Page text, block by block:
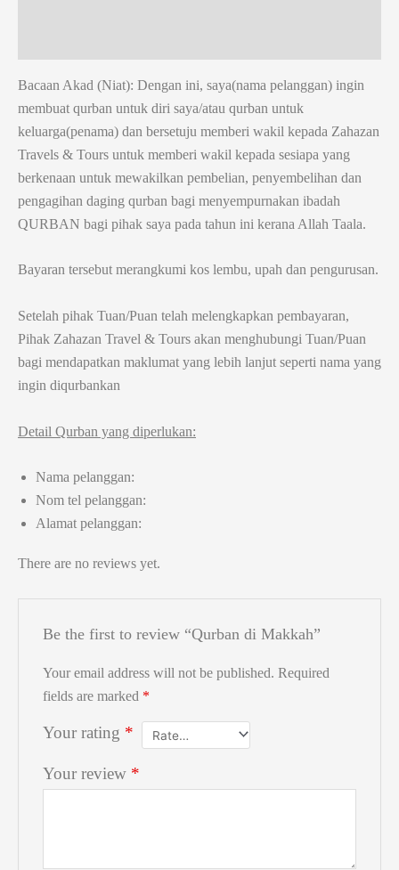
Bacaan Akad (Niat): Dengan ini, saya(nama pelanggan) ingin
membuat qurban untuk diri saya/atau qurban untuk
keluarga(penama) dan bersetuju memberi wakil kepada Zahazan
Travels & Tours untuk memberi wakil kepada sesiapa yang
berkenaan untuk mewakilkan pembelian, penyembelihan dan
pengagihan daging qurban bagi menyempurnakan ibadah
QURBAN bagi pihak saya pada tahun ini kerana Allah Taala.
Bayaran tersebut merangkumi kos lembu, upah dan pengurusan.
Setelah pihak Tuan/Puan telah melengkapkan pembayaran,
Pihak Zahazan Travel & Tours akan menghubungi Tuan/Puan
bagi mendapatkan maklumat yang lebih lanjut seperti nama yang
ingin diqurbankan
Detail Qurban yang diperlukan:
Nama pelanggan:
Nom tel pelanggan:
Alamat pelanggan:
There are no reviews yet.
Be the first to review “Qurban di Makkah”
Your email address will not be published. Required
fields are marked *
Your rating *
Your review *